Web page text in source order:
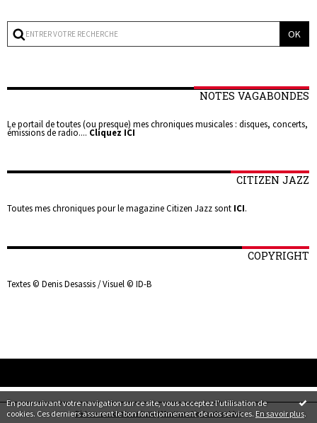
En poursuivant votre navigation sur ce site, vous acceptez l'utilisation de
cookies. Ces derniers assurent le bon fonctionnement de nos services. En savoir plus.
NOTES VAGABONDES
Le portail de toutes (ou presque) mes chroniques musicales : disques, concerts,
émissions de radio.... Cliquez ICI
CITIZEN JAZZ
Toutes mes chroniques pour le magazine Citizen Jazz sont ICI.
COPYRIGHT
Textes © Denis Desassis / Visuel © ID-B
Déclarer un contenu illicite|Mentions légales de ce blog